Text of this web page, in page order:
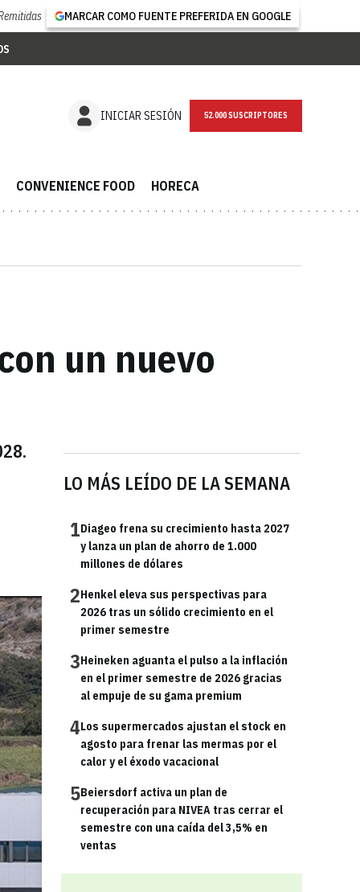
MARCAR COMO FUENTE PREFERIDA EN GOOGLE
INICIAR SESIÓN NEWSLETTER
CONVENIENCE FOOD HORECA
un nuevo
LO MÁS LEÍDO DE LA SEMANA
1Diageo frena su crecimiento hasta 2027
y lanza un plan de ahorro de 1.000
millones de dólares
2Henkel eleva sus perspectivas para
2026 tras un sólido crecimiento en el
primer semestre
3Heineken aguanta el pulso a la inflación
en el primer semestre de 2026 gracias
al empuje de su gama premium
4Los supermercados ajustan el stock en
agosto para frenar las mermas por el
calor y el éxodo vacacional
5Beiersdorf activa un plan de
recuperación para NIVEA tras cerrar el
semestre con una caída del 3,5% en
ventas